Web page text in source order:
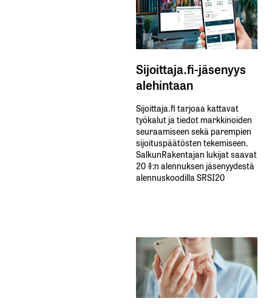
Sijoittaja.fi-jäsenyys
alehintaan
Sijoittaja.fi tarjoaa kattavat
työkalut ja tiedot markkinoiden
seuraamiseen sekä parempien
sijoituspäätösten tekemiseen.
SalkunRakentajan lukijat saavat
20 %:n alennuksen jäsenyydestä
alennuskoodilla SRSI20